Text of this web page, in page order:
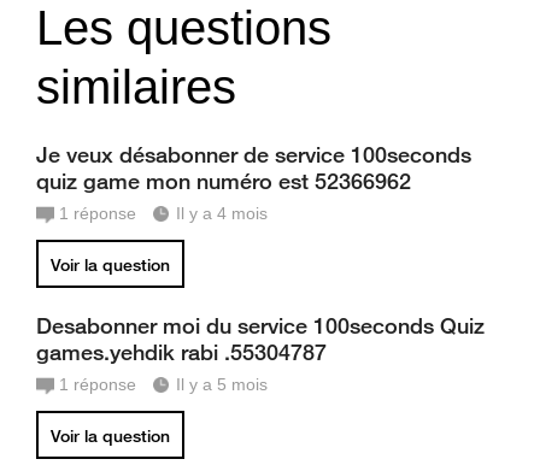
Les questions
similaires
Je veux désabonner de service 100seconds
quiz game mon numéro est 52366962
1 réponse Il y a 4 mois
Voir la question
Desabonner moi du service 100seconds Quiz
games.yehdik rabi .55304787
1 réponse Il y a 5 mois
Voir la question